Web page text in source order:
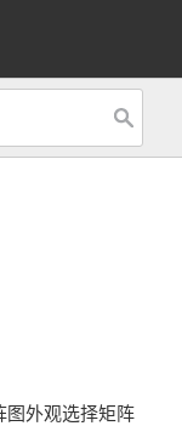
图外观选择矩阵